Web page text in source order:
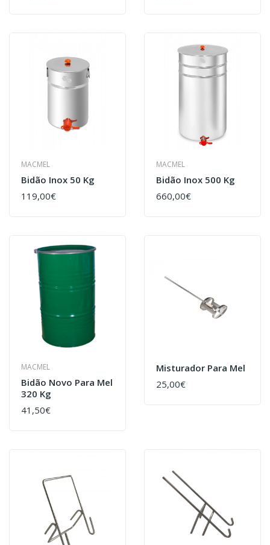
MACMEL
Bidão Inox 50 Kg
119,00€
MACMEL
Bidão Inox 500 Kg
660,00€
MACMEL
Bidão Novo Para Mel
320 Kg
41,50€
Misturador Para Mel
25,00€